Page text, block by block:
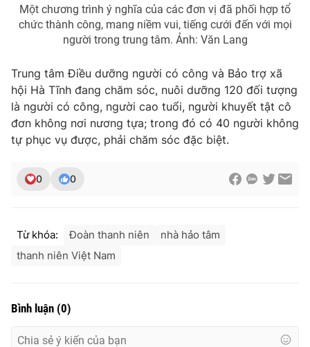
Ðiện thoại Thời báo VTV:024.66 897 897
Email:toasoan@vtv.vn
Liên hệ quảng cáo:024-7300.7108
® Cấm sao chép dưới mọi hình thức nếu không có sự chấp
thuận bằng văn bản. Ghi rõ nguồn VTV.vn khi phát hành lại
Một chương trình ý nghĩa của các đơn vị đã phối hợp tổ
chức thành công, mang niềm vui, tiếng cưới đến với mọi
người trong trung tâm. Ảnh: Văn Lang
Trung tâm Điều dưỡng người có công và Bảo trợ xã
hội Hà Tĩnh đang chăm sóc, nuôi dưỡng 120 đối tượng
là người có công, người cao tuổi, người khuyết tật cô
đơn không nơi nương tựa; trong đó có 40 người không
tự phục vụ được, phải chăm sóc đặc biệt.
0 0
Từ khóa: Đoàn thanh niên
nhà hảo tâm
thanh niên Việt Nam
Bình luận (0)